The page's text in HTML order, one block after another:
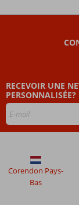
après
leur
séjour
dans
Regal
RECEVOIR UNE
PERSONNALISÉE?
Corendon Pays-
Bas